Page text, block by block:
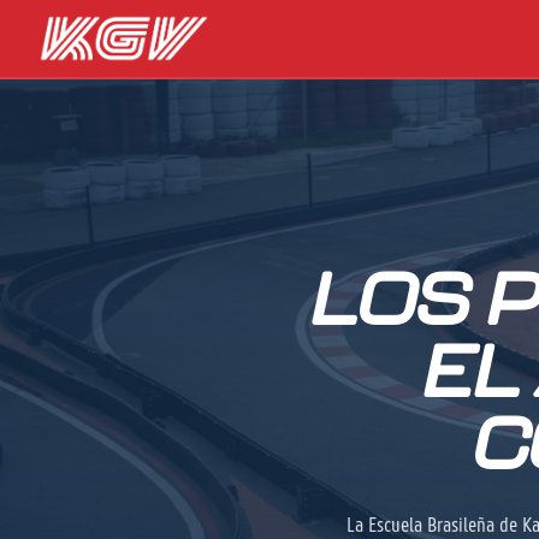
LOS
EL
La Escuela Brasileña de